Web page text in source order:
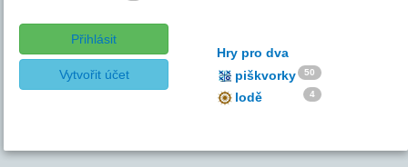
Přihlásit
Vytvořit účet
Hry pro dva
piškvorky
50
lodě 4